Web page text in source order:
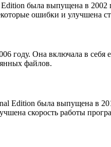
была выпущена в
ошибки и улучшена
году. Она включала в
файлов.
Edition была выпущена в
скорость работы